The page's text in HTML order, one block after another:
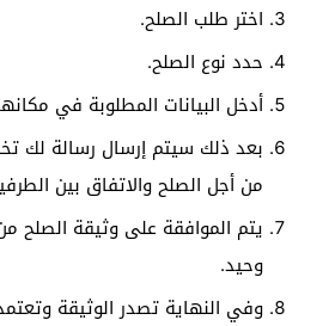
اختر طلب الصلح.
حدد نوع الصلح.
أدخل البيانات المطلوبة في
بعد ذلك سيتم إرسال رسالة لك
من أجل الصلح والاتفاق بين
يتم الموافقة على وثيقة الصلح
وحيد.
وفي النهاية تصدر الوثيقة